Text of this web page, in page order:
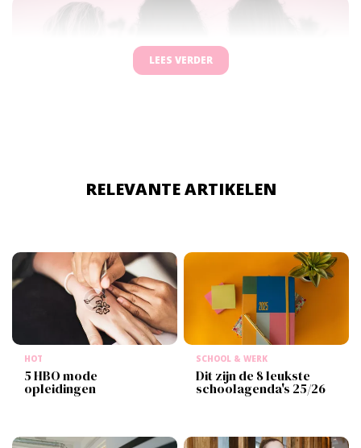
LEES VERDER
RELEVANTE ARTIKELEN
HOT
5 HBO mode
opleidingen
SCHOOL & WERK
Dit zijn de 8 leukste
schoolagenda's 25/26